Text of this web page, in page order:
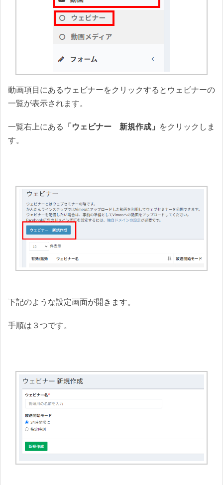
動画項目にあるウェビナーをクリックするとウェビナーの
一覧が表示されます。
一覧右上にある 「ウェビナー 新規作成」
をクリックしま
す。
下記のような設定画面が開きます。
手順は３つです。